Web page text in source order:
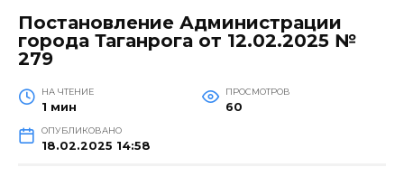
Постановление Администрации
города Таганрога от 12.02.2025 №
279
НА ЧТЕНИЕ
1 мин
ПРОСМОТРОВ
60
ОПУБЛИКОВАНО
18.02.2025 14:58